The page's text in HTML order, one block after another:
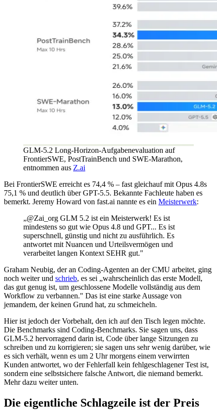
GLM-5.2 Long-Horizon-Aufgabenevaluation auf
FrontierSWE, PostTrainBench und SWE-Marathon,
entnommen aus Z.ai
Bei FrontierSWE erreicht es 74,4 % – fast gleichauf mit Opus 4.8s
75,1 % und deutlich über GPT-5.5. Bekannte Fachleute haben es
bemerkt. Jeremy Howard von fast.ai nannte es ein Meisterwerk:
„@Zai_org GLM 5.2 ist ein Meisterwerk! Es ist
mindestens so gut wie Opus 4.8 und GPT... Es ist
superschnell, günstig und nicht zu ausführlich. Es
antwortet mit Nuancen und Urteilsvermögen und
verarbeitet langen Kontext SEHR gut."
Graham Neubig, der an Coding-Agenten an der CMU arbeitet, ging
noch weiter und schrieb, es sei „wahrscheinlich das erste Modell,
das gut genug ist, um geschlossene Modelle vollständig aus dem
Workflow zu verbannen." Das ist eine starke Aussage von
jemandem, der keinen Grund hat, zu schmeicheln.
Hier ist jedoch der Vorbehalt, den ich auf den Tisch legen möchte.
Die Benchmarks sind Coding-Benchmarks. Sie sagen uns, dass
GLM-5.2 hervorragend darin ist, Code über lange Sitzungen zu
schreiben und zu korrigieren; sie sagen uns sehr wenig darüber, wie
es sich verhält, wenn es um 2 Uhr morgens einem verwirrten
Kunden antwortet, wo der Fehlerfall kein fehlgeschlagener Test ist,
sondern eine selbstsichere falsche Antwort, die niemand bemerkt.
Mehr dazu weiter unten.
Die eigentliche Schlagzeile ist der Preis